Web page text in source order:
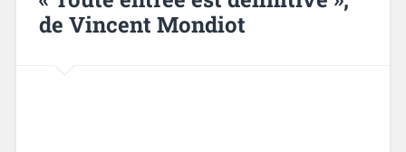
de Vincent Mondiot